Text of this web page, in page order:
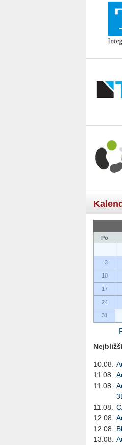
Po
3
10
17
24
31
10.08.
11.08.
11.08.
11.08.
12.08.
12.08.
13.08.